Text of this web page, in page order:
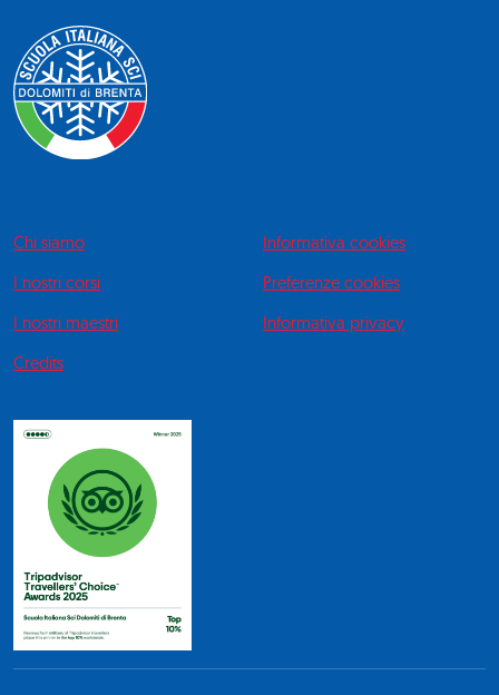
Chi siamo
I nostri corsi
I nostri maestri
Credits
Informativa cookies
Preferenze cookies
Informativa privacy